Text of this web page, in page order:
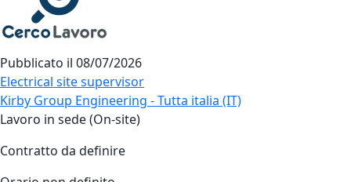
Pubblicato il 08/07/2026
Electrical site supervisor
Kirby Group Engineering - Tutta italia (IT)
Lavoro in sede (On-site)
Contratto da definire